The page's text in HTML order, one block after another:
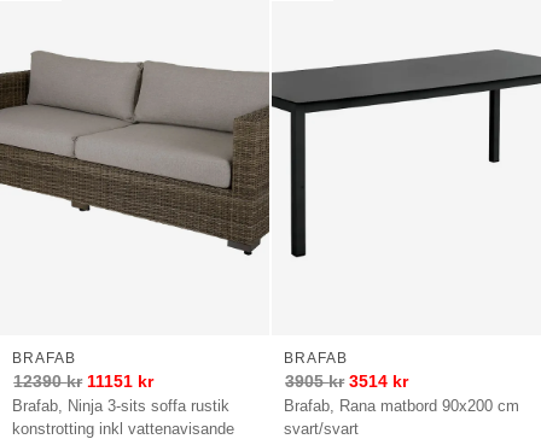
Brafab, Ninja 3-sits soffa rustik
konstrotting inkl vattenavisande
BRAFAB
12390kr 11151 kr
Brafab, Rana matbord 90x200 cm
svart/svart
BRAFAB
3905kr 3514 kr